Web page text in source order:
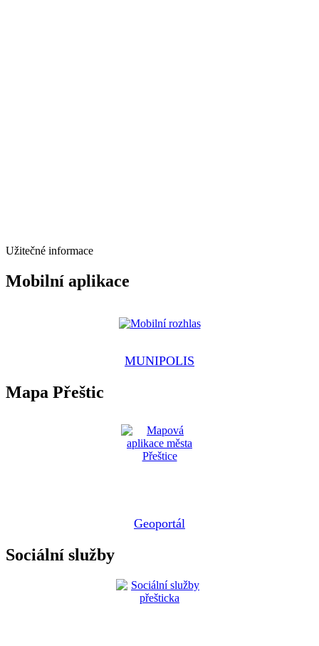
Užitečné informace
Mobilní aplikace
MUNIPOLIS
Mapa Přeštic
Geoportál
Sociální služby